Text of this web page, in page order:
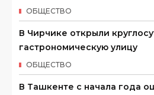
ОБЩЕСТВО
В Чирчике открыли
гастрономическую улицу
ОБЩЕСТВО
В Ташкенте с начала года